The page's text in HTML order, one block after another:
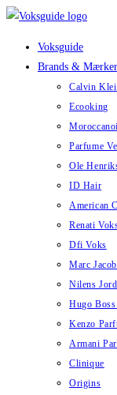
Skip
Voksguide
Brands & Mærker
Calvin
Ecooking
Parfume
Ole
ID Hair
American
Renati
Dfi Voks
Marc
Nilens Jord
Hugo
Kenzo
Armani
Clinique
Origins